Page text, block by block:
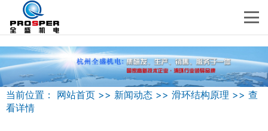
当前位置： 网站首页 >> 新闻动态 >> 滑环结构原理 >> 查
看详情